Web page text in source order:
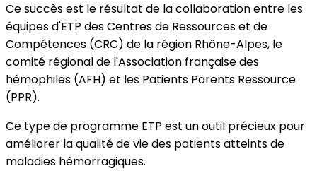
Ce succès est le résultat de la collaboration entre les
équipes d'ETP des Centres de Ressources et de
Compétences (CRC) de la région Rhône-Alpes, le
comité régional de l'Association française des
hémophiles (AFH) et les Patients Parents Ressource
(PPR).
Ce type de programme ETP est un outil précieux pour
améliorer la qualité de vie des patients atteints de
maladies hémorragiques.